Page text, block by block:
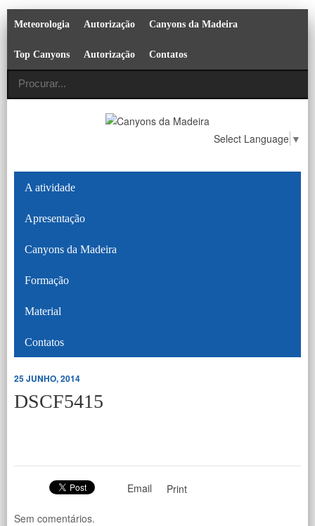
Meteorologia Autorização Canyons da Madeira
Top Canyons Autorização Contatos
Select Language ▼
A atividade
Apresentação
Canyons da Madeira
Formação
Material
Contatos
25 JUNHO, 2014
DSCF5415
Email Print
Sem comentários.